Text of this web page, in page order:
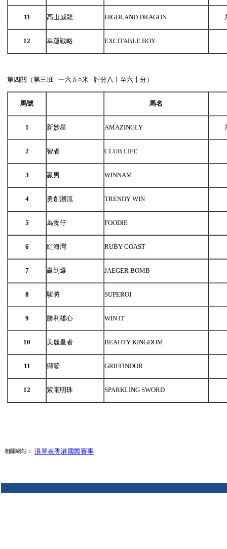
11 高山威龍 HIGHLAND DRAGON
12 幸運戰略 EXCITABLE BOY
第四關（第三班 - 一六五○米 - 評分八十至六十分）
馬號 馬名
1 新妙星 AMAZINGLY
2 智者 CLUB LIFE
3 贏男 WINNAM
4 勇創潮流 TRENDY WIN
5 為食仔 FOODIE
6 紅海灣 RUBY COAST
7 贏到爆 JAEGER BOMB
8 駿將 SUPEROI
9 勝利雄心 WIN IT
10 美麗皇者 BEAUTY KINGDOM
11 獅鷲 GRIFFINDOR
12 紫電明珠 SPARKLING SWORD
相關網站： 浪琴表香港國際賽事